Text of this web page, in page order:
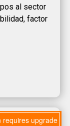
al sector
factor
requires upgrade